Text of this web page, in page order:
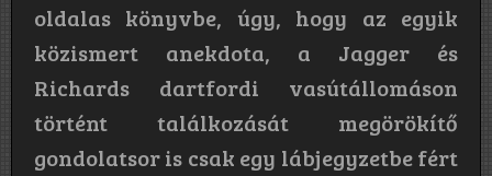
oldalas könyvbe, úgy, hogy az egyik
közismert anekdota, a Jagger és
Richards dartfordi vasútállomáson
történt találkozását megörökítő
gondolatsor is csak egy lábjegyzetbe fért